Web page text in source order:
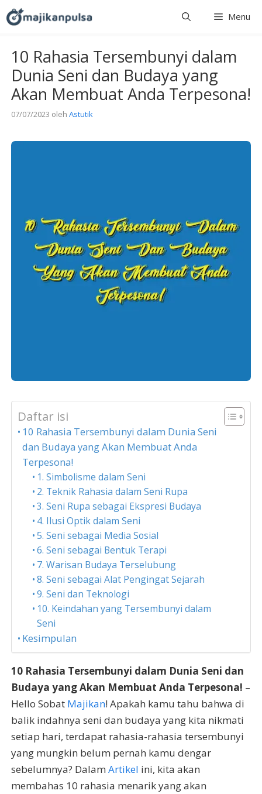
Langsung
ke
Menu
10 Rahasia Tersembunyi dalam
Dunia Seni dan Budaya yang
Akan Membuat Anda Terpesona!
07/07/2023 oleh Astutik
Daftar isi
10 Rahasia Tersembunyi dalam Dunia Seni
dan Budaya yang Akan Membuat Anda
Terpesona!
1. Simbolisme dalam Seni
2. Teknik Rahasia dalam Seni Rupa
3. Seni Rupa sebagai Ekspresi Budaya
4. Ilusi Optik dalam Seni
5. Seni sebagai Media Sosial
6. Seni sebagai Bentuk Terapi
7. Warisan Budaya Terselubung
8. Seni sebagai Alat Pengingat Sejarah
9. Seni dan Teknologi
10. Keindahan yang Tersembunyi dalam
Seni
Kesimpulan
10 Rahasia Tersembunyi dalam Dunia Seni dan
Budaya yang Akan Membuat Anda Terpesona! –
Hello Sobat Majikan! Apakah kamu tahu bahwa di
balik indahnya seni dan budaya yang kita nikmati
setiap hari, terdapat rahasia-rahasia tersembunyi
yang mungkin belum pernah kamu dengar
sebelumnya? Dalam Artikel ini, kita akan
membahas 10 rahasia menarik yang akan